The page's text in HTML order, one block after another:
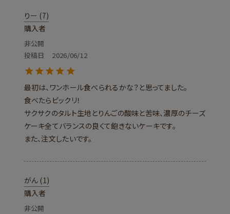
りー 7
購入者
非公開
投稿日
2026/06/12
最初は、ワンホール食べられるかな？と思ってました。
食べたらビックリ！
サクサクのタルト生地とりんごの酸味と苦味、濃厚のチーズ
ケーキ全てバランスの良くて飽きないケーキです。
また、注文したいです。
がん 1
購入者
非公開